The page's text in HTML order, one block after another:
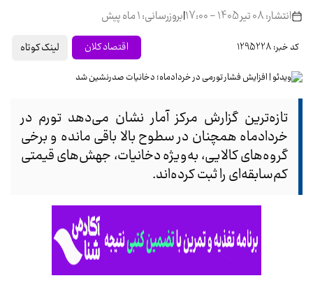
انتشار: 08 تیر 1405 - 17:00 |بروزرسانی: 1 ماه پیش
کد خبر: 1295228 اقتصاد کلان لینک کوتاه
تازه‌ترین گزارش مرکز آمار نشان می‌دهد تورم در
خردادماه همچنان در سطوح بالا باقی مانده و برخی
گروه‌های کالایی، به‌ویژه دخانیات، جهش‌های قیمتی
کم‌سابقه‌ای را ثبت کرده‌اند.